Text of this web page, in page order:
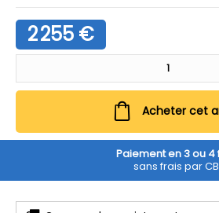
2 255 €
Acheter cet
Paiement en 3 ou 4
sans frais par CB